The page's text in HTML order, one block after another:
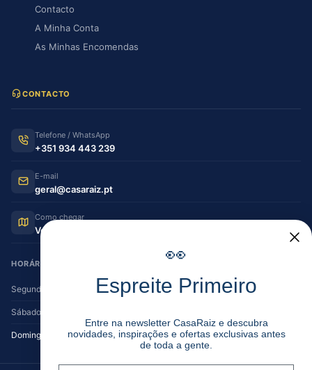
Contacto
A Minha Conta
As Minhas Encomendas
CONTACTO
Telefone / WhatsApp
+351 934 443 239
E-mail
geral@casaraiz.pt
Como chegar
Ver no Google Maps
HORÁRIO DE FUNCIONAMENTO
Segunda — Sexta 08:30–12:30 | 14:00–19:30
Sábado
Domingo Encerrado
👀
Espreite Primeiro
Entre na newsletter CasaRaiz e descubra
novidades, inspirações e ofertas exclusivas antes
de toda a gente.